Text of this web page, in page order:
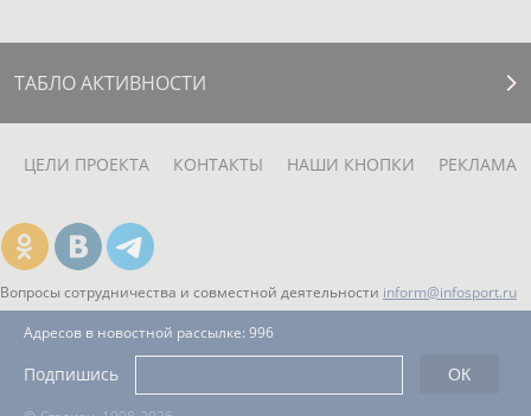
ТАБЛО АКТИВНОСТИ
ЦЕЛИ ПРОЕКТА КОНТАКТЫ НАШИ КНОПКИ РЕКЛАМА
Вопросы сотрудничества и совместной деятельности inform@infosport.ru
Адресов в новостной рассылке: 996
Подпишись